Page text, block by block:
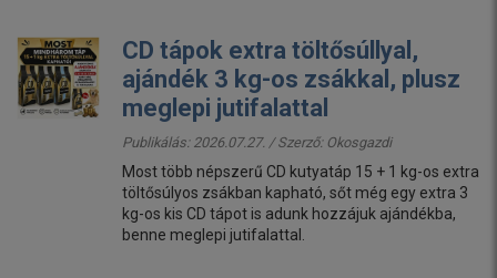
CD tápok extra töltősúllyal,
ajándék 3 kg-os zsákkal, plusz
meglepi jutifalattal
Publikálás: 2026.07.27. / Szerző: Okosgazdi
Most több népszerű CD kutyatáp 15 + 1 kg-os extra
töltősúlyos zsákban kapható, sőt még egy extra 3
kg-os kis CD tápot is adunk hozzájuk ajándékba,
benne meglepi jutifalattal.